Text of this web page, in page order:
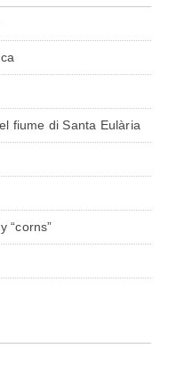
fiume di Santa Eulària
“corns”